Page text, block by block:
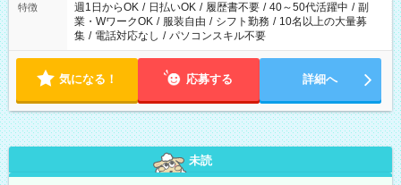
特徴 週1日からOK / 日払いOK / 履歴書不要 / 40～50代活躍中 / 副
業・WワークOK / 服装自由 / シフト勤務 / 10名以上の大量募
集 / 電話対応なし / パソコンスキル不要
気になる！ 応募する 詳細へ
未読